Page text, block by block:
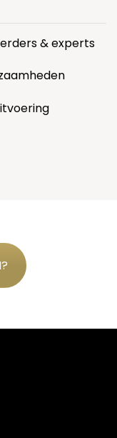
& experts